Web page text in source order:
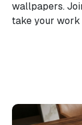
wallpapers.
take your